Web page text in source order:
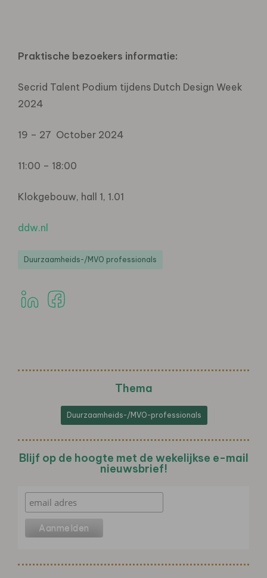
Praktische bezoekers informatie:
Secrid Talent Podium tijdens Dutch Design Week
2024
19 – 27 October 2024
11:00 – 18:00
Klokgebouw, hall 1, 1.01
ddw.nl
Duurzaamheids-/MVO professionals
Thema
Duurzaamheids-/MVO-professionals
Blijf op de hoogte met de wekelijkse e-mail
nieuwsbrief!